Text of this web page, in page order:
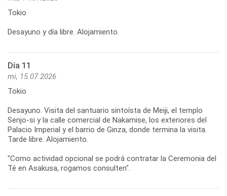
Tokio
Desayuno y día libre. Alojamiento.
Día 11
mi, 15.07.2026
Tokio
Desayuno. Visita del santuario sintoísta de Meiji, el templo
Senjo-si y la calle comercial de Nakamise, los exteriores del
Palacio Imperial y el barrio de Ginza, donde termina la visita.
Tarde libre. Alojamiento.
"Como actividad opcional se podrá contratar la Ceremonia del
Té en Asakusa, rogamos consulten".